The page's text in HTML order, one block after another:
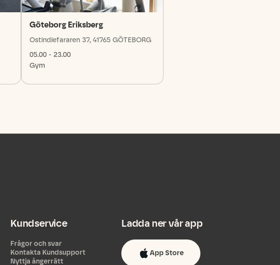
Göteborg Eriksberg
Ostindiefararen 37, 41765 GÖTEBORG
05.00 - 23.00
Gym
Kundservice
Frågor och svar
Kontakta Kundsupport
Nyttja ångerrätt
Ladda ner vår app
App Store